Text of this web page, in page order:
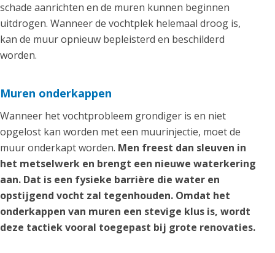
schade aanrichten en de muren kunnen beginnen
uitdrogen. Wanneer de vochtplek helemaal droog is,
kan de muur opnieuw bepleisterd en beschilderd
worden.
Muren onderkappen
Wanneer het vochtprobleem grondiger is en niet
opgelost kan worden met een muurinjectie, moet de
muur onderkapt worden. Men freest dan sleuven in
het metselwerk en brengt een nieuwe waterkering
aan. Dat is een fysieke barrière die water en
opstijgend vocht zal tegenhouden. Omdat het
onderkappen van muren een stevige klus is, wordt
deze tactiek vooral toegepast bij grote renovaties.